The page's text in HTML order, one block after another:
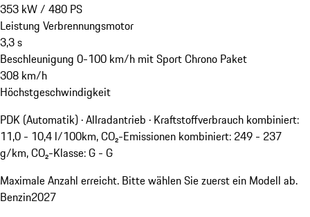
353 kW/ 480 PS
Leistung Verbrennungsmotor
3,3s
Beschleunigung 0-100 km/h mit Sport Chrono Paket
308 km/h
Höchstgeschwindigkeit
PDK (Automatik) · Allradantrieb · Kraftstoffverbrauch kombiniert:
11,0 - 10,4 l/100km, CO₂-Emissionen kombiniert: 249 - 237
g/km, CO₂-Klasse: G - G
Maximale Anzahl erreicht. Bitte wählen Sie zuerst ein Modell ab.
Benzin2027